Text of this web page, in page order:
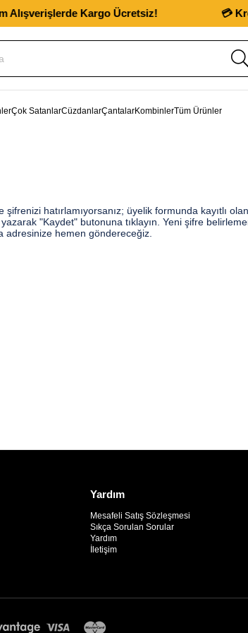
Kargo Ücretsiz! 💳
Çok SatanlarCüzdanlarÇantalarKombinlerTüm Ürünler
şifrenizi hatırlamıyorsanız; üyelik formunda kayıtlı
"Kaydet" butonuna tıklayın. Yeni şifre
adresinize hemen göndereceğiz.
Yardım
Mesafeli Satış Sözleşmesi
Sıkça Sorulan Sorular
Yardım
İletişim